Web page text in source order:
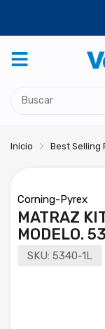
Inicio Best Selling
Corning-Pyrex
MATRAZ
MODELO.
SKU: 5340-1L